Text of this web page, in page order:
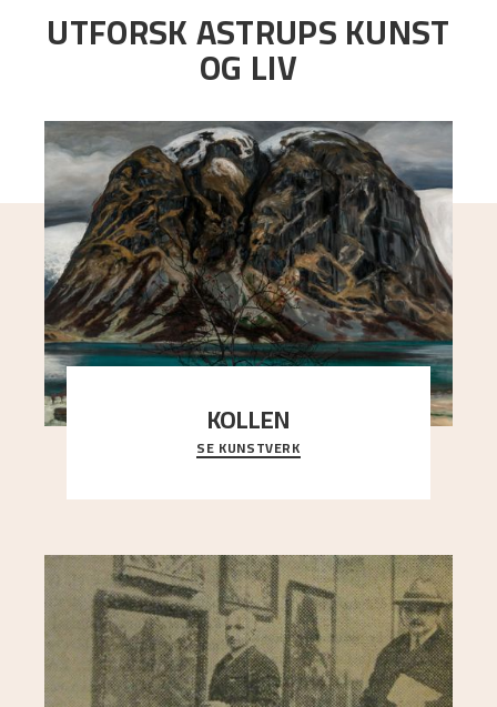
UTFORSK ASTRUPS KUNST
OG LIV
KOLLEN
Et ruvende fjell dominerer bildeflaten, og står i
sterk kontrast til det spinkle rognetreet ute
SE KUNSTVERK